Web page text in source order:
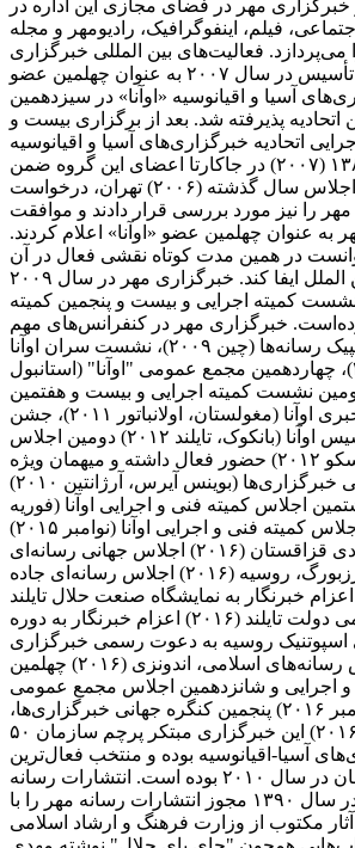
مهر در فضای مجازی این اداره در
فیلم، اینفوگرافیک، رادیومهر و مجله
می‌پردازد. فعالیت‌های بین المللی خبرگزاری
مهر ۵ سال پس از تأسیس در سال ۲۰۰۷ به عنوان چهلمین عضو
آسیا و اقیانوسیه «اوآنا» در سیزدهمین
پذیرفته شد. بعد از برگزاری بیست و
اتحادیه خبرگزاری‌های آسیا و اقیانوسیه
آذر ماه سال ۱۳۸۶ (۲۰۰۷) در جاکارتا اعضای این گروه ضمن
بررسی مصوبات اجلاس سال گذشته (۲۰۰۶) تهران، درخواست
را نیز مورد بررسی قرار دادند و موافقت
به عنوان چهلمین عضو «اوآنا» اعلام کردند.
در همین مدت کوتاه نقشی فعال در آن
سازمان و عرصه بین الملل ایفا کند. خبرگزاری مهر در سال ۲۰۰۹
کمیته اجرایی و بیست و پنجمین کمیته
خبرگزاری مهر در کنفرانس‌های مهم
بین‌لمللی همچون: المپیک رسانه‌ها (چین ۲۰۰۹)، نشست سران اوآنا
(کره جنوبی ۲۰۱۰)، چهاردهمین مجمع عمومی "اوآنا" (استانبول
سومین نشست کمیته اجرایی و بیست و هفتمین
نشست گروه فنی خبری اوآنا (مغولستان، اولانباتور ۲۰۱۱)، جشن
پنجاهمین سال تأسیس اوآنا (بانکوک، تایلند ۲۰۱۲) دومین اجلاس
جهانی رسانه‌ها (مسکو ۲۰۱۲) حضور فعال داشته و میهمان ویژه
سومین کنگره جهانی خبرگزاری‌ها (بوینس آیرس، آرژانتین ۲۰۱۰)
اجلاس کمیته فنی و اجرایی اوآنا (فوریه
۲۰۱۵) سی و نهمین اجلاس کمیته فنی و اجرایی اوآنا (نوامبر ۲۰۱۵)
اجلاس جهانی اقتصادی قزاقستان (۲۰۱۶) اجلاس جهانی رسانه‌ای
اقتصادی سن پترزبورگ، روسیه (۲۰۱۶) اجلاس رسانه‌ای جاده
چین (۲۰۱۶) اعزام خبرنگار به نمایشگاه صنعت حلال تایلند
به دعوت رسمی دولت تایلند (۲۰۱۶) اعزام خبرنگار به دوره
اسپوتنیک روسیه به دعوت رسمی خبرگزاری
(۲۰۱۶) کنفرانس رسانه‌های اسلامی، اندونزی (۲۰۱۶) چهلمین
اجرایی و شانزدهمین اجلاس مجمع عمومی
اوآنا، آذربایجان (نوامبر ۲۰۱۶) پنجمین کنگره جهانی خبرگزاری‌ها،
آذربایجان (نوامبر ۲۰۱۶) این خبرگزاری مبتکر پرچم سازمان ۵۰
آسیا-اقیانوسیه بوده و منتخب فعال‌ترین
خبرگزاری این سازمان در سال ۲۰۱۰ بوده است. انتشارات رسانه
مهر خبرگزاری مهر در سال ۱۳۹۰ مجوز انتشارات رسانه مهر را با
مکتوب از وزارت فرهنگ و ارشاد اسلامی